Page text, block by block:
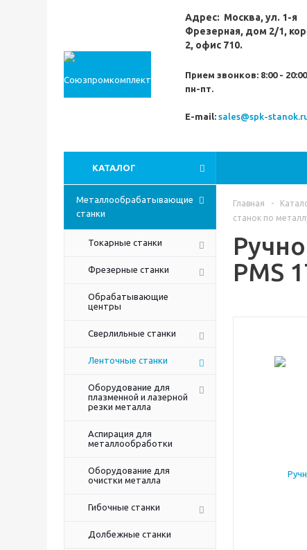
Адрес: Москва, ул. 1-я
Фрезерная, дом 2/1,
2, офис 710.
Прием звонков: 8:00 - 20:00
пн-пт.
E-mail: sales@spk-
КАТАЛОГ
Металлообрабатывающие
станки
Токарные станки
Фрезерные станки
Обрабатывающие
центры
Сверлильные станки
Ленточные станки
Оборудование для
плазменной и лазерной
резки металла
Аспирация для
металлообработки
Оборудование для
очистки металла
Гибочные станки
Долбежные станки
Главная -
станок по
PMS